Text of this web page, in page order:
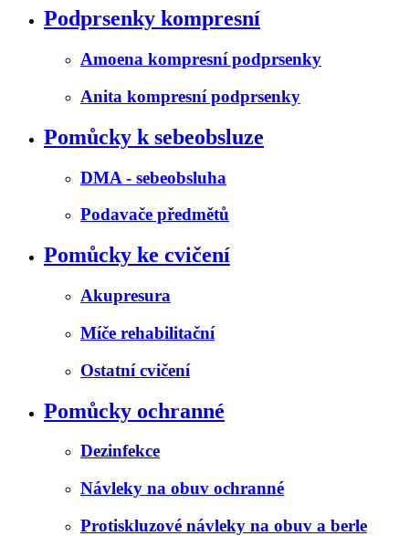
Podprsenky kompresní
Amoena kompresní podprsenky
Anita kompresní podprsenky
Pomůcky k sebeobsluze
DMA - sebeobsluha
Podavače předmětů
Pomůcky ke cvičení
Akupresura
Míče rehabilitační
Ostatní cvičení
Pomůcky ochranné
Dezinfekce
Návleky na obuv ochranné
Protiskluzové návleky na obuv a berle